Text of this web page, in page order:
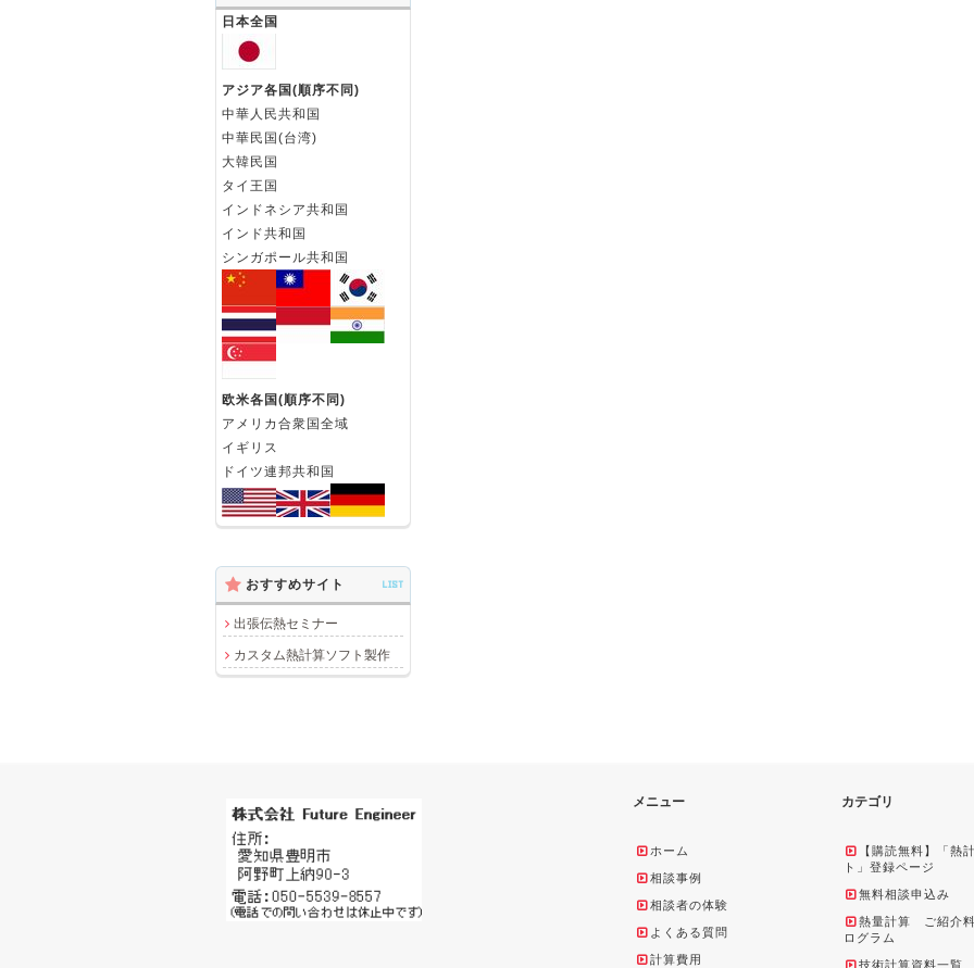
日本全国
アジア各国(順序不同)
中華人民共和国
中華民国(台湾)
大韓民国
タイ王国
インドネシア共和国
インド共和国
シンガポール共和国
欧米各国(順序不同)
アメリカ合衆国全域
イギリス
ドイツ連邦共和国
おすすめサイト LIST
出張伝熱セミナー
カスタム熱計算ソフト製作
メニュー
ホーム
相談事例
相談者の体験
よくある質問
計算費用
カテゴリ
【購読無料】「熱
ト」登録ページ
無料相談申込み
熱量計算 ご紹介
ログラム
技術計算資料一覧